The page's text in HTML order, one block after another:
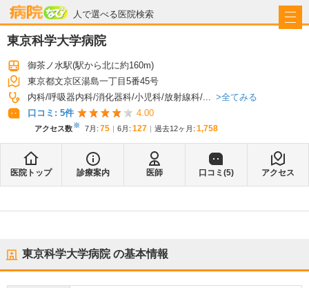
人で選べる医院検索
病院なび
東京科学大学病院
御茶ノ水駅(駅から北に約160m)
東京都文京区湯島一丁目5番45号
内科 呼吸器内科 消化器科 小児科 放射線科 ...
全てみる
口コミ: 5件 4.00
アクセス数※ 7月 : 75 6月 : 127 過去12ヶ月: 1,758
医院トップ 診療案内 医師 口コミ(5) アクセス
東京科学大学病院の基本情報